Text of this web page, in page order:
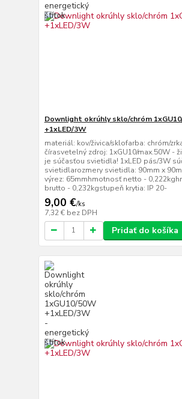
Downlight okrúhly sklo/chróm
+1xLED/3W
materiál: kov/živica/sklofarba: chróm/
čírasvetelný zdroj: 1xGU10/max.50W -
je súčasťou svietidla! 1xLED pás/3W
svietidlarozmery svietidla: 90mm x
výrez: 65mmhmotnosť netto -
brutto - 0,232kgstupeň krytia: IP 20-
9,00 €/ks
7,32 € bez DPH
Pridať do košíka